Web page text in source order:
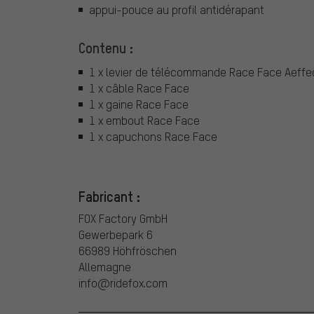
appui-pouce au profil antidérapant
Contenu :
1 x levier de télécommande Race Face
1 x câble Race Face
1 x gaine Race Face
1 x embout Race Face
1 x capuchons Race Face
Fabricant :
FOX Factory GmbH
Gewerbepark 6
66989 Höhfröschen
Allemagne
info@ridefox.com